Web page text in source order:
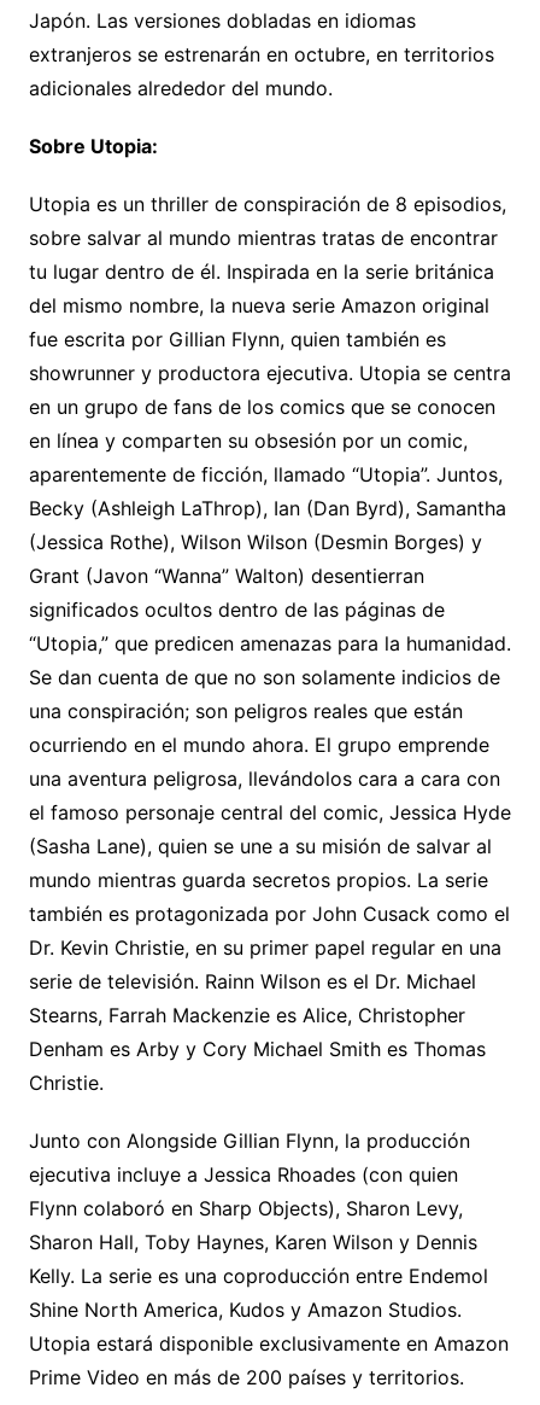
Japón. Las versiones dobladas en idiomas
extranjeros se estrenarán en octubre, en territorios
adicionales alrededor del mundo.
Sobre Utopia:
Utopia es un thriller de conspiración de 8 episodios,
sobre salvar al mundo mientras tratas de encontrar
tu lugar dentro de él. Inspirada en la serie británica
del mismo nombre, la nueva serie Amazon original
fue escrita por Gillian Flynn, quien también es
showrunner y productora ejecutiva. Utopia se centra
en un grupo de fans de los comics que se conocen
en línea y comparten su obsesión por un comic,
aparentemente de ficción, llamado “Utopia”. Juntos,
Becky (Ashleigh LaThrop), Ian (Dan Byrd), Samantha
(Jessica Rothe), Wilson Wilson (Desmin Borges) y
Grant (Javon “Wanna” Walton) desentierran
significados ocultos dentro de las páginas de
“Utopia,” que predicen amenazas para la humanidad.
Se dan cuenta de que no son solamente indicios de
una conspiración; son peligros reales que están
ocurriendo en el mundo ahora. El grupo emprende
una aventura peligrosa, llevándolos cara a cara con
el famoso personaje central del comic, Jessica Hyde
(Sasha Lane), quien se une a su misión de salvar al
mundo mientras guarda secretos propios. La serie
también es protagonizada por John Cusack como el
Dr. Kevin Christie, en su primer papel regular en una
serie de televisión. Rainn Wilson es el Dr. Michael
Stearns, Farrah Mackenzie es Alice, Christopher
Denham es Arby y Cory Michael Smith es Thomas
Christie.
Junto con Alongside Gillian Flynn, la producción
ejecutiva incluye a Jessica Rhoades (con quien
Flynn colaboró en Sharp Objects), Sharon Levy,
Sharon Hall, Toby Haynes, Karen Wilson y Dennis
Kelly. La serie es una coproducción entre Endemol
Shine North America, Kudos y Amazon Studios.
Utopia estará disponible exclusivamente en Amazon
Prime Video en más de 200 países y territorios.